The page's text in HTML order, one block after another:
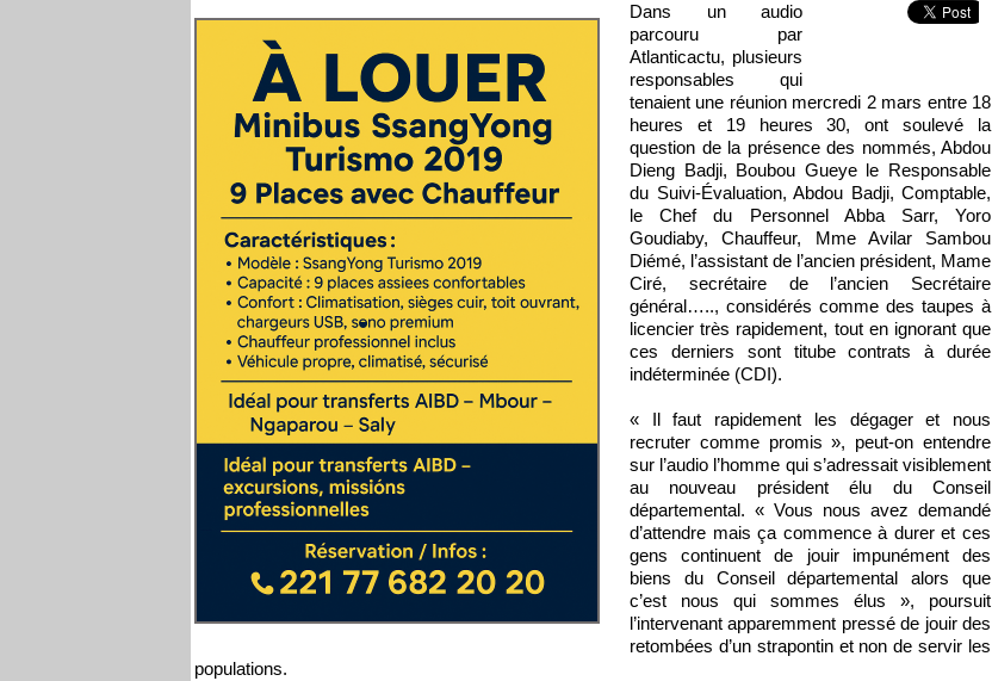
Dans un audio
parcouru par
Atlanticactu, plusieurs
responsables qui
tenaient une réunion mercredi 2 mars entre 18
heures et 19 heures 30, ont soulevé la
question de la présence des nommés, Abdou
Dieng Badji, Boubou Gueye le Responsable
du Suivi-Évaluation, Abdou Badji, Comptable,
le Chef du Personnel Abba Sarr, Yoro
Goudiaby, Chauffeur, Mme Avilar Sambou
Diémé, l’assistant de l’ancien président, Mame
Ciré, secrétaire de l’ancien Secrétaire
général….., considérés comme des taupes à
licencier très rapidement, tout en ignorant que
ces derniers sont titube contrats à durée
indéterminée (CDI).
« Il faut rapidement les dégager et nous
recruter comme promis », peut-on entendre
sur l’audio l’homme qui s’adressait visiblement
au nouveau président élu du Conseil
départemental. « Vous nous avez demandé
d’attendre mais ça commence à durer et ces
gens continuent de jouir impunément des
biens du Conseil départemental alors que
c’est nous qui sommes élus », poursuit
l’intervenant apparemment pressé de jouir des
retombées d’un strapontin et non de servir les
populations.